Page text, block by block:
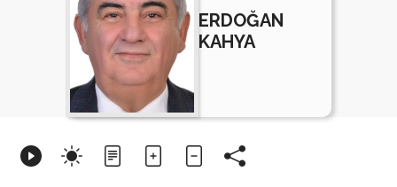
ERDOĞAN
KAHYA